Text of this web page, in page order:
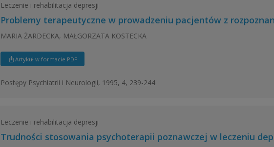
Leczenie i rehabilitacja depresji
Problemy terapeutyczne w prowadzeniu pacjentów z
MARIA ŻARDECKA, MAŁGORZATA KOSTECKA
Artykuł w formacie PDF
Postępy Psychiatrii i Neurologii, 1995, 4, 239-244
Leczenie i rehabilitacja depresji
Trudności stosowania psychoterapii poznawczej w leczeniu